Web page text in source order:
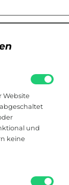
Website
und
keine